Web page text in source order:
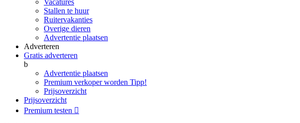
Vacatures
Stallen te huur
Ruitervakanties
Overige dieren
Advertentie plaatsen
Adverteren
Gratis adverteren
b
Advertentie plaatsen
Premium verkoper worden Tipp!
Prijsoverzicht
Prijsoverzicht
Premium testen 